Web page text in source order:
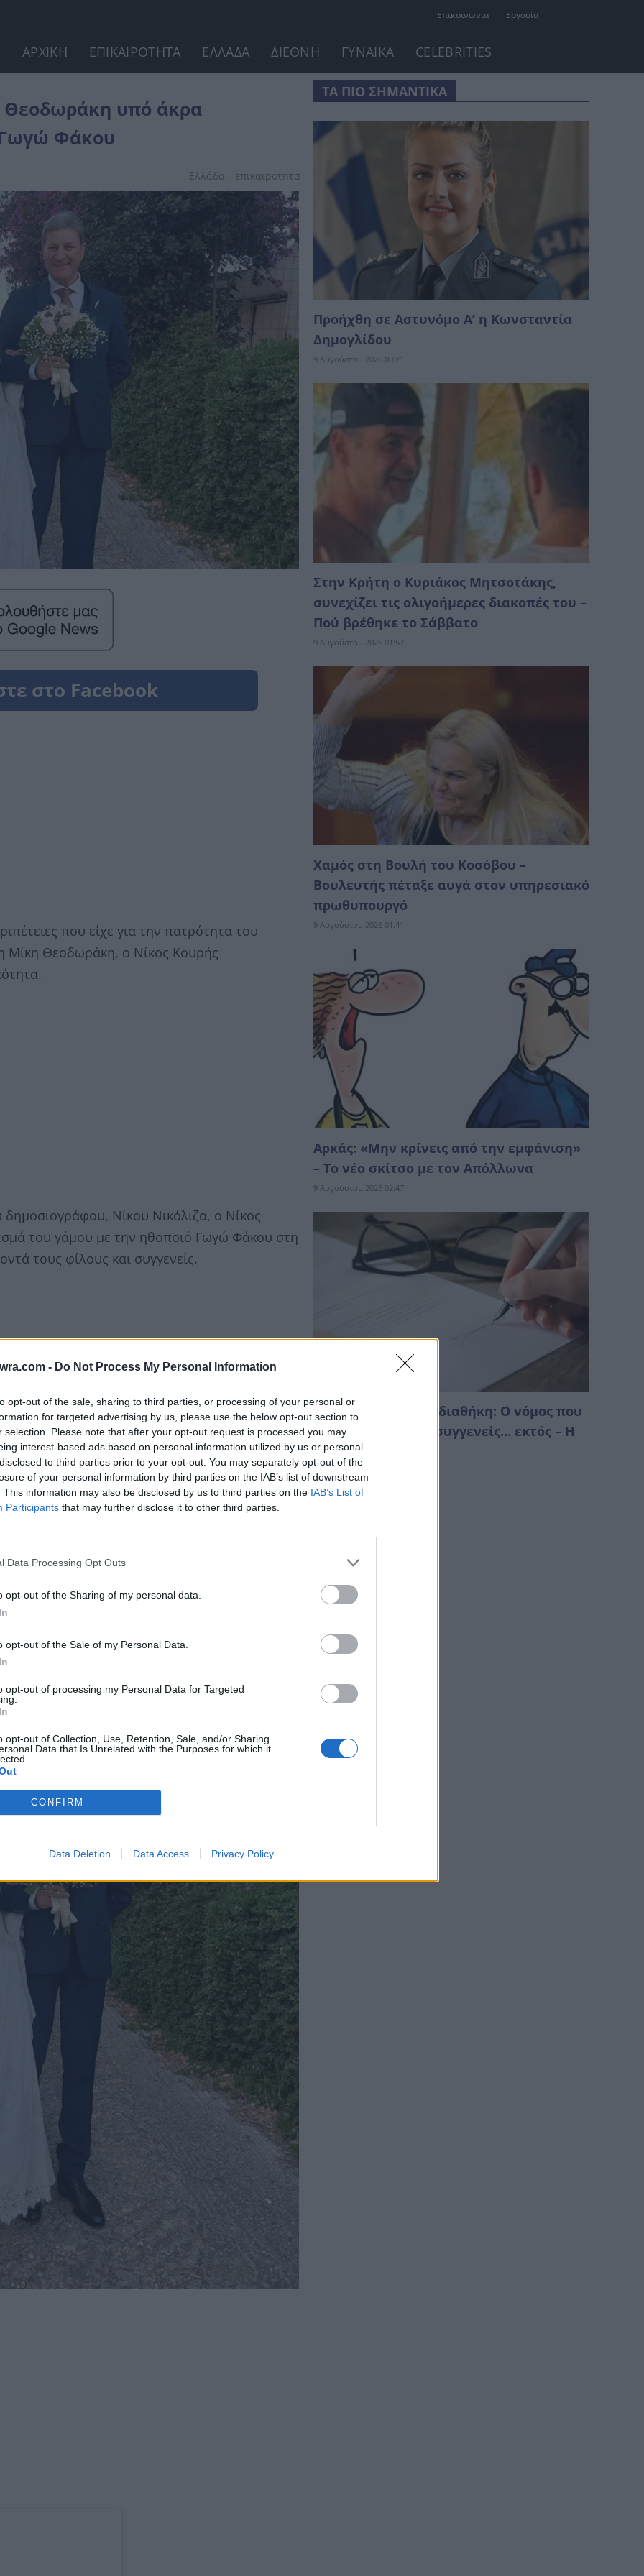
- Do Not Process My Personal Information
opt-out of the sale, sharing to third parties, or processing of your personal or
for targeted advertising by us, please use the below opt-out section to
selection. Please note that after your opt-out request is processed you may
interest-based ads based on personal information utilized by us or personal
to third parties prior to your opt-out. You may separately opt-out of the
of your personal information by third parties on the IAB’s list of downstream
This information may also be disclosed by us to third parties on the IAB’s List of
Participants that may further disclose it to other third parties.
Data Processing Opt Outs
opt-out of the Sharing of my personal data.
opt-out of the Sale of my Personal Data.
opt-out of processing my Personal Data for Targeted
opt-out of Collection, Use, Retention, Sale, and/or Sharing
Data that Is Unrelated with the Purposes for which it
CONFIRM
Data Deletion Data Access Privacy Policy
Επικοινωνία Εργασία
ΑΡΧΙΚΗ ΕΠΙΚΑΙΡΟΤΗΤΑ ΕΛΛΑΔΑ ΔΙΕΘΝΗ ΓΥΝΑΙΚΑ CELEBRITIES
Θεοδωράκη υπό άκρα
Γωγώ Φάκου
Ελλάδα επικαιpότnτα
που είχε για την πατρότητα του
Μίκη Θεοδωράκη, ο Νίκος Κουρής
Νίκου Νικόλιζα, ο Νίκος
του γάμου με την ηθοποιό Γωγώ Φάκου στη
τους φίλους και συγγενείς.
στον Ωρωπό, στην παράσταση «Φιλική
γάμος του ζευγαριού
1 με κουμπάρους την Μαρία και τον Τάσο
μέσω Instagram, ανεβάζοντας την πρώτη
λεζάντα: «Με δόξα και τιμή..κυρία
έτσι να είναι και η υπόλοιπη ζωή
ιδιαίτερα όσους, με κάθε τρόπο,
τοση αγάπη!!!».
ΤΑ ΠΙΟ ΣΗΜΑΝΤΙΚΑ
Προήχθη σε Αστυνόμο Α’ η Κωνσταντία
Δημογλίδου
9 Αυγούστου 2026 00:21
Στην Κρήτη ο Κυριάκος Μητσοτάκης,
συνεχίζει τις ολιγοήμερες διακοπές του –
Πού βρέθηκε το Σάββατο
9 Αυγούστου 2026 01:57
Χαμός στη Βουλή του Κοσόβου –
Βουλευτής πέταξε αυγά στον υπηρεσιακό
πρωθυπουργό
9 Αυγούστου 2026 01:41
Αρκάς: «Μην κρίνεις από την εμφάνιση»
– Το νέο σκίτσο με τον Απόλλωνα
9 Αυγούστου 2026 02:47
Κληρονομιά χωρίς διαθήκη: Ο νόμος που
μπορεί να αφήσει συγγενείς… εκτός – Η
σειρά